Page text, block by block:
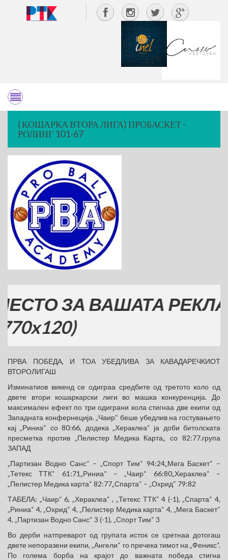
( КОШАРКА ВТОРА ЛИГА) ПРОБАСКЕТ -
РОЛИНГ 101-67
ЗА ВАШАТА РЕКЛАМА
ПРВА ПОБЕДА, И ТОА УБЕДЛИВА ЗА КАВАДАРЕЧКИОТ
ВТОРОЛИГАШ
Изминатиов викенд се одиграа средбите од третото коло од
двете втори кошаркарски лиги во машка конкуренција. До
максимален ефект по три одиграни кола стигнаа две екипи од
Западната конфернеција. „Чаир“ беше убедлив на гостувањето
кај „Риниа“ со 80:66, додека „Хераклеа“ ја доби битолската
пресметка против „Пелистер Медика Карта„ со 82:77.група
ЗАПАД
„Партизан Водно Санс“ – „Спорт Тим“ 94:24„Мега Баскет“ –
„Тетекс ТТК“ 61:71„Риниа“ – „Чаир“ 66:80„Хераклеа“ –
„Пелистер Медика карта“ 82:77„Спарта“ – „Охрид“ 79:82
ТАБЕЛА: „Чаир“ 6, „Хераклеа“ , „Тетекс ТТК“ 4 (-1), „Спарта“ 4,
„Риниа“ 4, „Охрид“ 4, „Пелистер Медика карта“ 4, „Мега Баскет“
4, „Партизан Водно Санс“ 3 (-1), „Спорт Тим“ 3
Во дерби натпреварот од групата исток се сретнаа дотогаш
двете непоразени екипи, „Ангели“ го пречека тимот на „Феникс“.
По голема борба на крајот до важната победа стигна